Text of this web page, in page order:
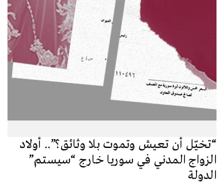
“تخيّل أن تعيش وتموت بلا وثائق؟”.. أولاد
الزواج المدني في سوريا خارج “سيستم”
الدولة